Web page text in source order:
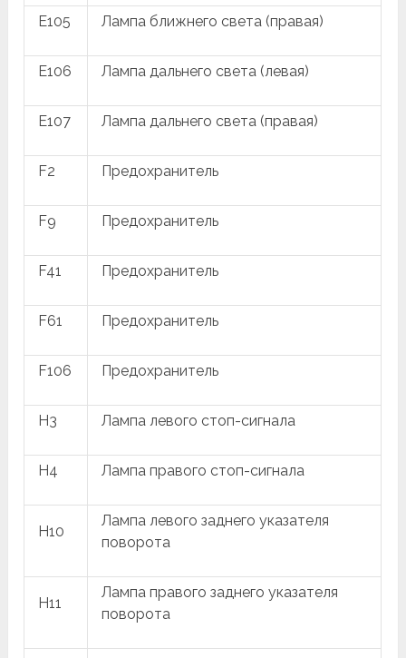
E105 Лампа ближнего света (правая)
E106 Лампа дальнего света (левая)
E107 Лампа дальнего света (правая)
F2 Предохранитель
F9 Предохранитель
F41 Предохранитель
F61 Предохранитель
F106 Предохранитель
H3 Лампа левого стоп-сигнала
H4 Лампа правого стоп-сигнала
H10
Лампа левого заднего указателя
поворота
H11
Лампа правого заднего указателя
поворота